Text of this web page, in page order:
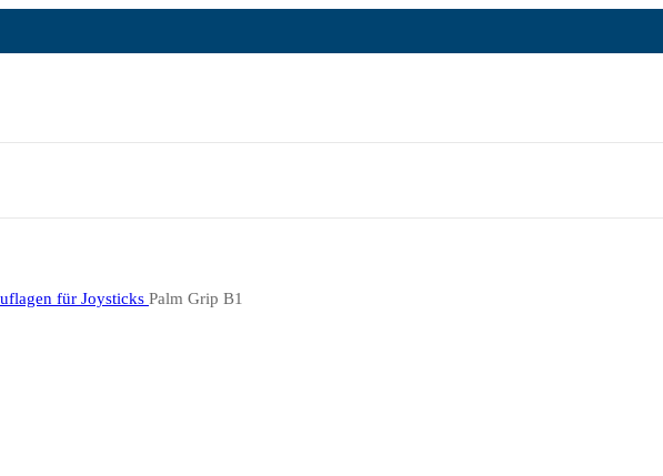
für Joysticks Palm Grip B1